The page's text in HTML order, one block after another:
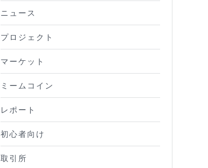
ニュース
プロジェクト
マーケット
ミームコイン
レポート
初心者向け
取引所